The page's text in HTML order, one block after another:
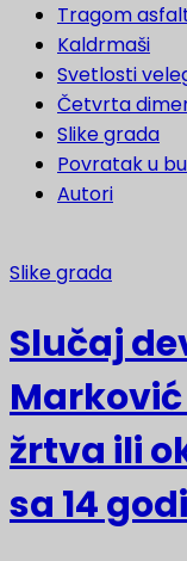
Tragom
Kaldrmaši
Svetlosti
Četvrta
Slike grada
Povratak u
Autori
Slike grada
Slučaj
žrtva ili
sa 14